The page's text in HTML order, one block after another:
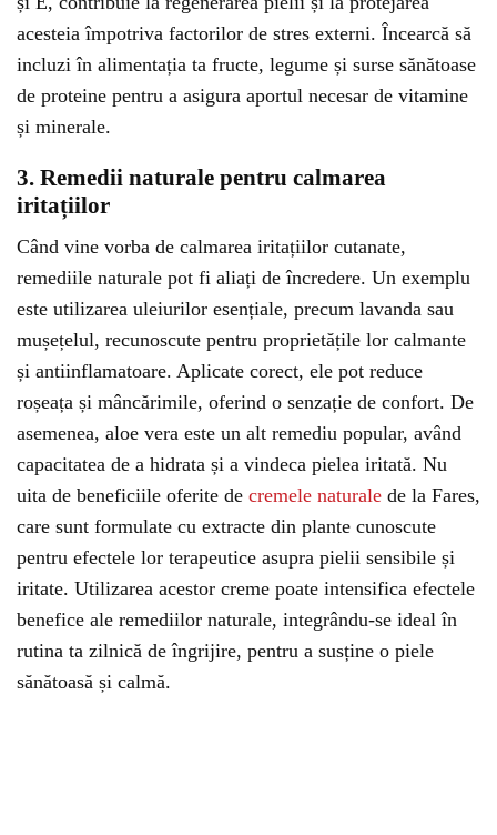
acesteia împotriva factorilor de stres externi. Încearcă să
incluzi în alimentația ta fructe, legume și surse sănătoase
de proteine pentru a asigura aportul necesar de vitamine
și minerale.
3. Remedii naturale pentru calmarea
iritațiilor
Când vine vorba de calmarea iritațiilor cutanate,
remediile naturale pot fi aliați de încredere. Un exemplu
este utilizarea uleiurilor esențiale, precum lavanda sau
mușețelul, recunoscute pentru proprietățile lor calmante
și antiinflamatoare. Aplicate corect, ele pot reduce
roșeața și mâncărimile, oferind o senzație de confort. De
asemenea, aloe vera este un alt remediu popular, având
capacitatea de a hidrata și a vindeca pielea iritată. Nu
uita de beneficiile oferite de cremele naturale de la Fares,
care sunt formulate cu extracte din plante cunoscute
pentru efectele lor terapeutice asupra pielii sensibile și
iritate. Utilizarea acestor creme poate intensifica efectele
benefice ale remediilor naturale, integrându-se ideal în
rutina ta zilnică de îngrijire, pentru a susține o piele
sănătoasă și calmă.